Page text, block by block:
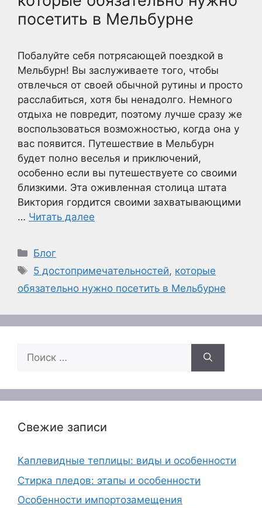
посетить в Мельбурне
Побалуйте себя потрясающей поездкой в
Мельбурн! Вы заслуживаете того, чтобы
отвлечься от своей обычной рутины и просто
расслабиться, хотя бы ненадолго. Немного
отдыха не повредит, поэтому лучше сразу же
воспользоваться возможностью, когда она у
вас появится. Путешествие в Мельбурн
будет полно веселья и приключений,
особенно если вы путешествуете со своими
близкими. Эта оживленная столица штата
Виктория гордится своими захватывающими
… Читать далее
Рубрики
Блог
Метки
5 достопримечательностей, которые
обязательно нужно посетить в Мельбурне
Поиск:
Свежие записи
Каплевидные теплицы: виды и особенности
Стирка пледов: этапы и особенности
Особенности импортозамещения